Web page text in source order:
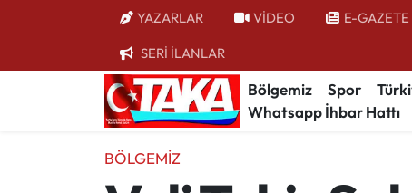
YAZARLAR VİDEO E-GAZETE
SERİ İLANLAR
Bölgemiz Spor
Whatsapp İhbar Hattı
BÖLGEMIZ
Bölgemiz
Trabzon Nöbetçi Eczaneler
Trabzon Hava Durumu
Trabzon Trafik Yoğunluk Haritası